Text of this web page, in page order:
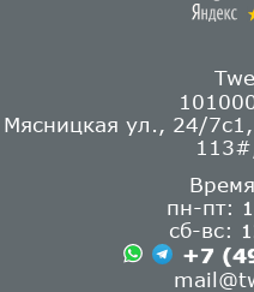
Мясницкая ул., 24/
пн-пт:
сб-вс:
+7